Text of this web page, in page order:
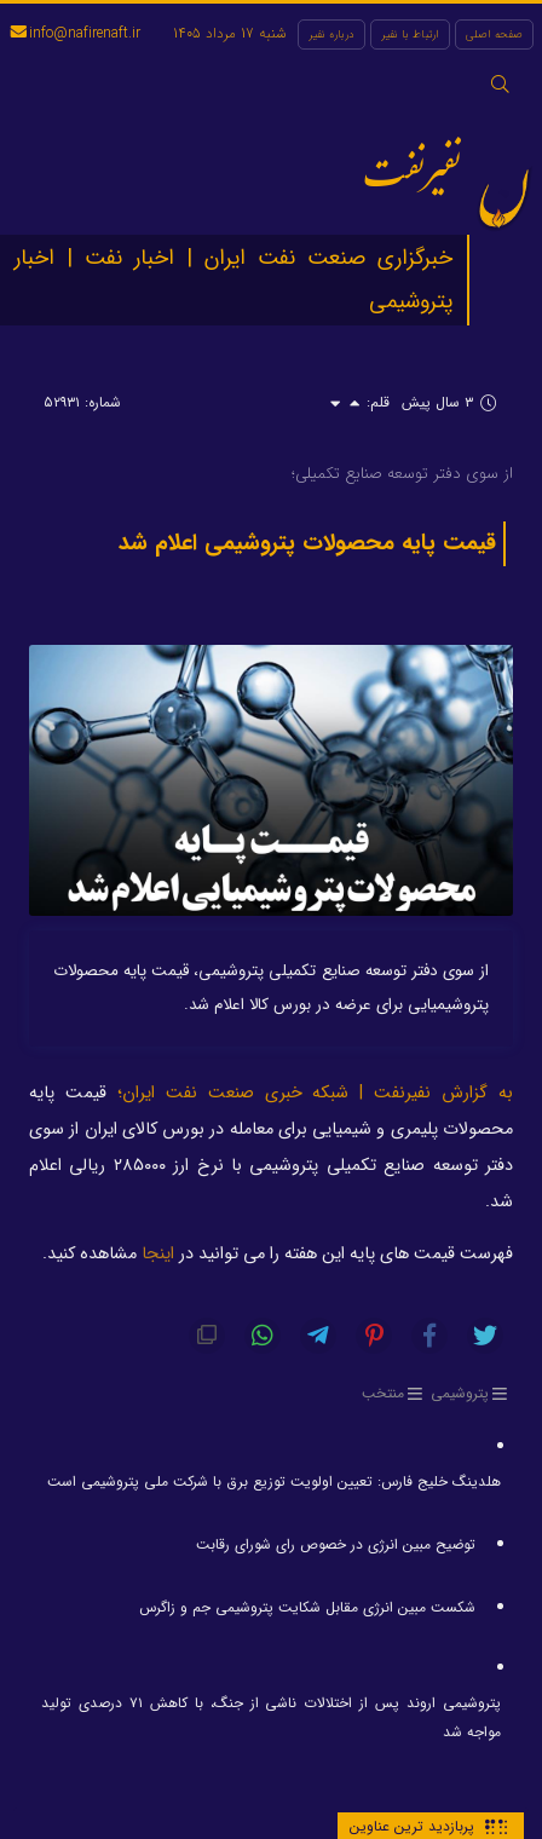
صفحه اصلی ارتباط با نفیر درباره نفیر
جستجو
شنبه 17 مرداد 1405 info@nafirenaft.ir
نفیرنفت
خبرگزاری صنعت نفت ایران | اخبار نفت | اخبار
پتروشیمی
۳ سال پیش قلم: شماره: ۵۲۹۳۱
از سوی دفتر توسعه صنایع تکمیلی؛
قیمت پایه محصولات پتروشیمی اعلام شد
از سوی دفتر توسعه صنایع تکمیلی پتروشیمی، قیمت پایه محصولات
پتروشیمیایی برای عرضه در بورس کالا اعلام شد.
به گزارش نفیرنفت | شبکه خبری صنعت نفت ایران؛ قیمت پایه
محصولات پلیمری و شیمیایی برای معامله در بورس کالای ایران از سوی
دفتر توسعه صنایع تکمیلی پتروشیمی با نرخ ارز ۲۸۵۰۰۰ ریالی اعلام
شد.
فهرست قیمت های پایه این هفته را می توانید در اینجا مشاهده کنید.
پتروشیمی منتخب
هلدینگ خلیج فارس: تعیین اولویت توزیع برق با شرکت ملی پتروشیمی است
توضیح مبین انرژی در خصوص رای شورای رقابت
شکست مبین انرژی مقابل شکایت پتروشیمی جم و زاگرس
پتروشیمی اروند پس از اختلالات ناشی از جنگ، با کاهش ۷۱ درصدی تولید
مواجه شد
پربازدید ترین عناوین